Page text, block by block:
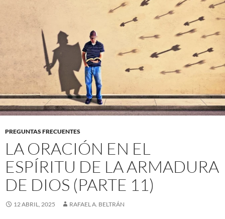
PREGUNTAS FRECUENTES
LA ORACIÓN EN EL
ESPÍRITU DE LA ARMADURA
DE DIOS (PARTE 11)
12 ABRIL, 2025 RAFAEL A. BELTRÁN